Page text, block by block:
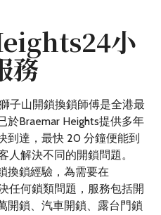
小
務
子山開鎖換鎖師傅是全港最
於Braemar Heights提供多年
到達，最快 20 分鐘便能到
人解決不同的開鎖問題。
換鎖經驗，為需要在
任何鎖類問題，服務包括開
開鎖、汽車開鎖、露台門鎖